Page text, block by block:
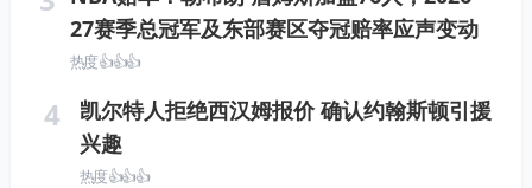
27赛季总冠军及东部赛区夺冠赔率应声变动
热度 👍👍👍
4
凯尔特人拒绝西汉姆报价 确认约翰斯顿引援
兴趣
热度 👍👍👍